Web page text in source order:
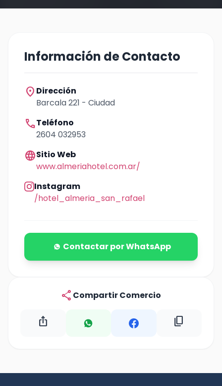
Información de Contacto
location_on Dirección
Barcala 221 - Ciudad
callTeléfono
2604 032953
languageSitio Web
www.almeriahotel.com.ar/
Instagram
/hotel_almeria_san_rafael
Contactar por WhatsApp
share Compartir Comercio
ios_share content_copy